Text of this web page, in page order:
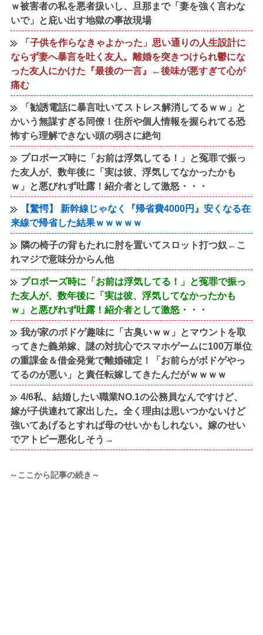
ｗ被害者の私を悪者扱いし、旦那まで「妻を強く言わな
いで」と庇い出す地獄の事故現場
「子供を作らなきゃよかった」思い通りの人生設計に
ならず妻へ暴言を吐く友人。離婚を突きつけられ鬱にな
った友人にかけた『最後の一言』←後味が悪すぎて心が
痛む
「勧誘電話に暴言吐いてストレス解消してるｗｗ」と
かいう無謀すぎる同僚！住所や個人情報を握られてる恐
怖すら理解できない頭の弱さに絶句
プロポーズ時に「お前は浮気してる！」と冤罪で振っ
た友人が、数年後に「実は彼、浮気してなかったかも
ｗ」と悪びれず吐露！紹介者として激怒・・・
【驚愕】 新幹線じゃなく『帰省費4000円』安くなる在
来線で帰省した結果ｗｗｗｗｗ
隣の椅子の背もたれに肘を置いてスロット打つ奴←こ
れマジで意味分からん他
プロポーズ時に「お前は浮気してる！」と冤罪で振っ
た友人が、数年後に「実は彼、浮気してなかったかも
ｗ」と悪びれず吐露！紹介者として激怒・・・
我が家のボドゲ趣味に「古臭いｗｗ」とマウントを取
ってきた義弟嫁、謎の対抗心でスマホゲームに100万単位
の重課金＆借金発覚で離婚確定！「お前らがボドゲやっ
てるのが悪い」と責任転嫁してきたんだがｗｗｗｗ
4/6私、結婚したい職業NO.1の公務員なんですけど、
嫁が子供連れて家出した。全く理由は思いつかないけど
強いてあげるとすれば母のせいかもしれない。嫁のせい
でアトピー悪化しそう→
～ここから記事の続き～